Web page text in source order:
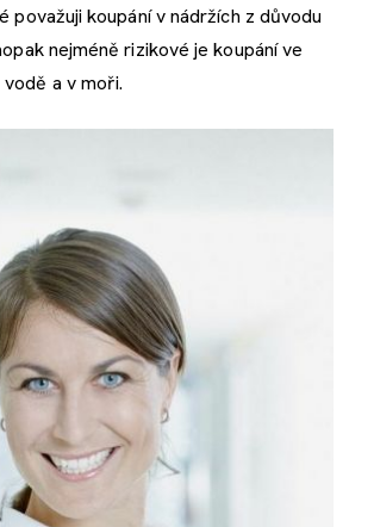
považuji koupání v nádržích z důvodu
nejméně rizikové je koupání ve
a v moři.